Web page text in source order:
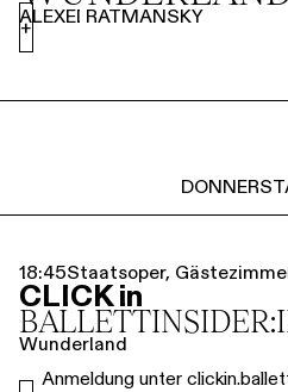
ALEXEI RATMANSKY
+
18:45Staatsoper,
CLICK in
Wunderland
Anmeldung unter